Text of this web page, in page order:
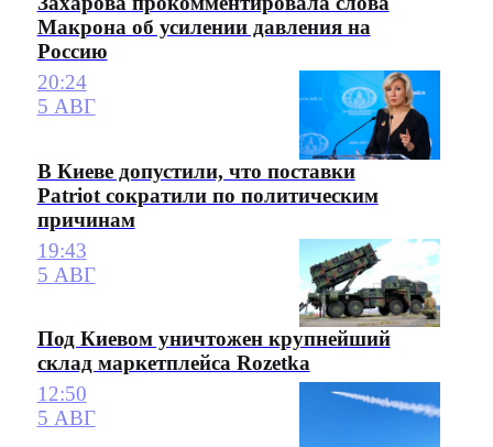
Макрона об усилении давления на
Россию
20:24
5 АВГ
В Киеве допустили, что поставки
Patriot сократили по политическим
причинам
19:43
5 АВГ
Под Киевом уничтожен крупнейший
склад маркетплейса Rozetka
12:50
5 АВГ